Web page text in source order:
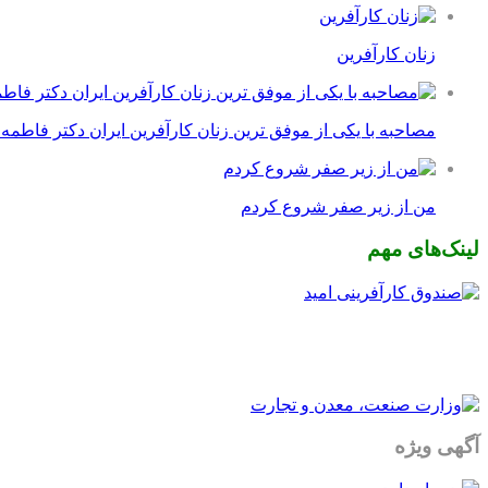
زنان کارآفرین
مصاحبه با یکی از موفق ترین زنان کارآفرین ایران دکتر
من از زیر صفر شروع کردم
لینک‌های مهم
آگهی ویژه